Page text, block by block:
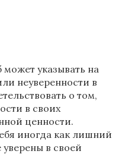
указывать на
неуверенности в
о том,
в своих
ценности.
иногда как лишний
в своей